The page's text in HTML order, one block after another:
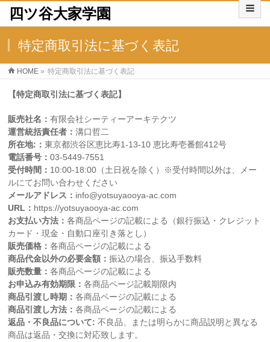
四ツ谷大家学園
特定商取引法に基づく表記
HOME » 特定商取引法に基づく表記
【特定商取引法に基づく表記】
販売社名：有限会社シーティーアーキテクツ
運営統括責任者：溝口哲二
所在地:：東京都渋谷区恵比寿1-13-10 恵比寿壱番館412号
電話番号：03-5449-7551
受付時間： 10:00-18:00（土日祝を除く）※受付時間以外は、メー
ルにてお問い合わせください
メールアドレス： info@yotsuyaooya-ac.com
URL： https://yotsuyaooya-ac.com
お支払い方法：各商品ページの記載による（銀行振込・クレジット
カード・現金・自動口座引き落とし）
販売価格：各商品ページの記載による
商品代金以外の必要金額：振込の場合、振込手数料
販売数量：各商品ページの記載による
お申込み有効期限：各商品ページ記載期限内
商品引渡し時期：各商品ページの記載による
商品引渡し方法：各商品ページの記載による
返品・不良品について: 不良品、または明らかに商品説明と異なる
商品は返品・交換に対応致します。